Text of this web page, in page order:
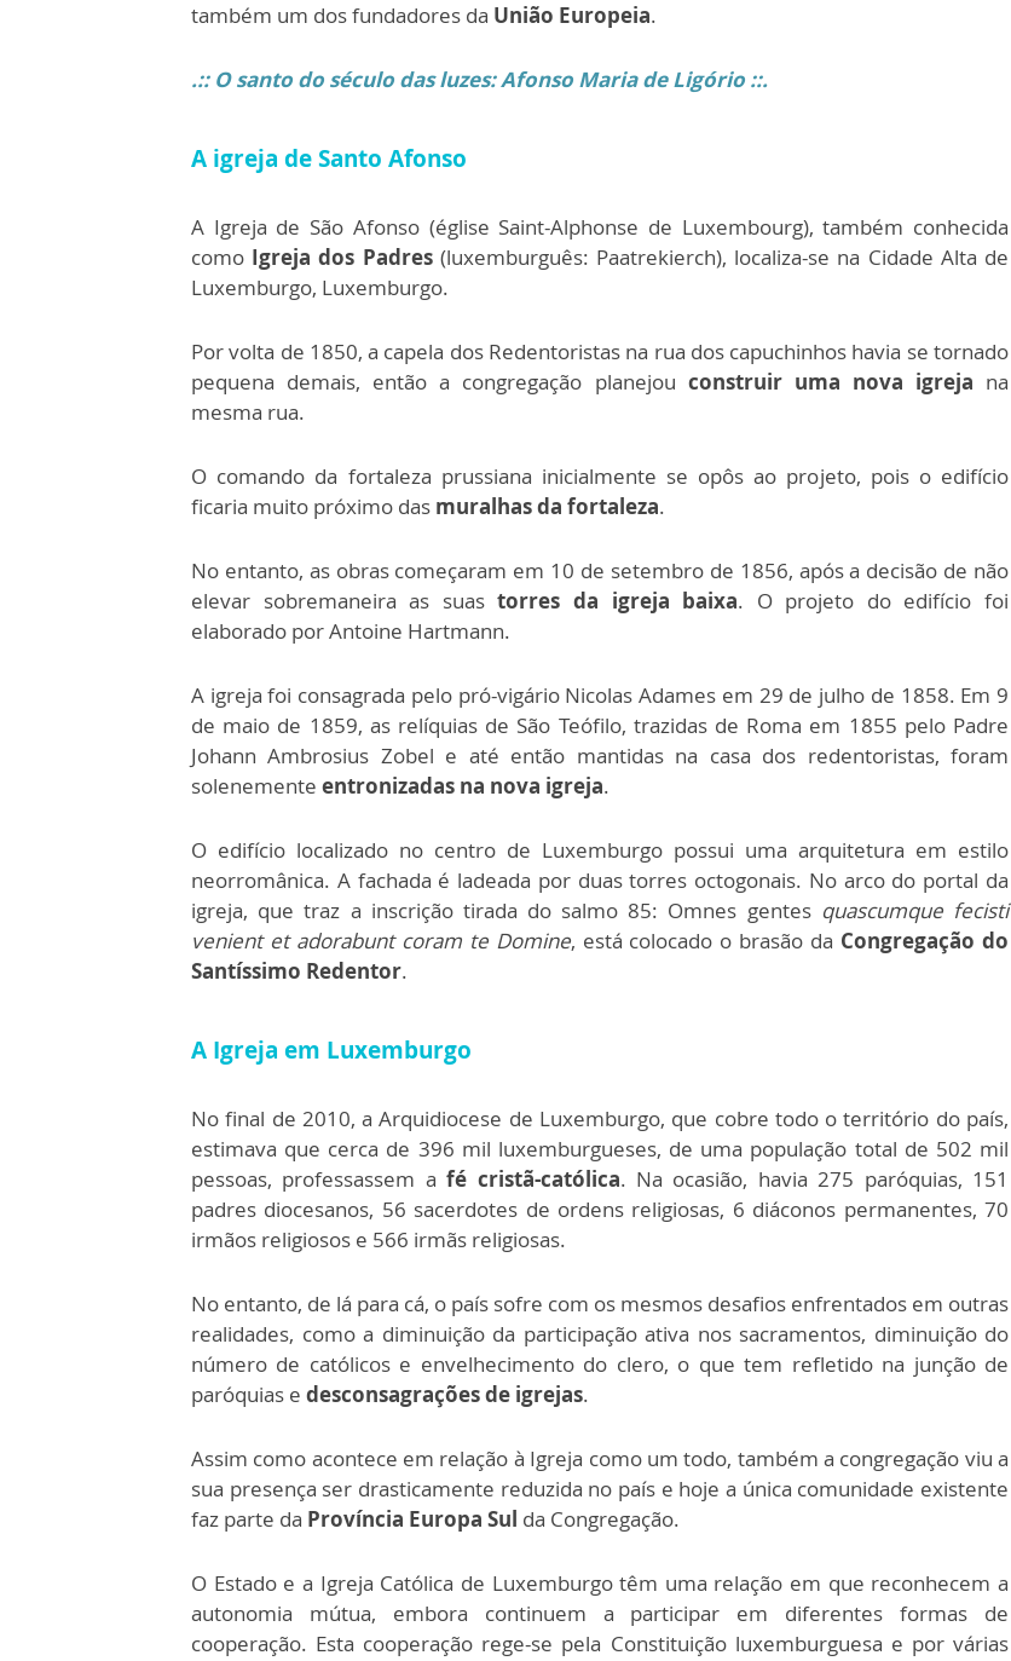
também um dos fundadores da União Europeia.
.:: O santo do século das luzes: Afonso Maria de Ligório ::.
A igreja de Santo Afonso
A Igreja de São Afonso (église Saint-Alphonse de Luxembourg), também conhecida
como Igreja dos Padres(luxemburguês: Paatrekierch), localiza-se na Cidade Alta de
Luxemburgo, Luxemburgo.
Por volta de 1850, a capela dos Redentoristas na rua dos capuchinhos havia se tornado
pequena demais, então a congregação planejou construir uma nova igreja na
mesma rua.
O comando da fortaleza prussiana inicialmente se opôs ao projeto, pois o edifício
ficaria muito próximo das muralhas da fortaleza.
No entanto, as obras começaram em 10 de setembro de 1856, após a decisão de não
elevar sobremaneira as suastorres da igreja baixa. O projeto do edifício foi
elaborado por Antoine Hartmann.
A igreja foi consagrada pelo pró-vigário Nicolas Adames em 29 de julho de 1858. Em 9
de maio de 1859, as relíquias de São Teófilo, trazidas de Roma em 1855 pelo Padre
Johann Ambrosius Zobel e até então mantidas na casa dos redentoristas, foram
solenemente entronizadas na nova igreja.
O edifício localizado no centro de Luxemburgo possui uma arquitetura em estilo
neorromânica. A fachada é ladeada por duas torres octogonais. No arco do portal da
igreja, que traz a inscrição tirada do salmo 85: Omnes gentes quascumque fecisti
venient et adorabunt coram te Domine, está colocado o brasão da Congregação do
Santíssimo Redentor.
A Igreja em Luxemburgo
No final de 2010, a Arquidiocese de Luxemburgo, que cobre todo o território do país,
estimava que cerca de 396 mil luxemburgueses, de uma população total de 502 mil
pessoas, professassem afé cristã-católica. Na ocasião, havia 275 paróquias, 151
padres diocesanos, 56 sacerdotes de ordens religiosas, 6 diáconos permanentes, 70
irmãos religiosos e 566 irmãs religiosas.
No entanto, de lá para cá, o país sofre com os mesmos desafios enfrentados em outras
realidades, como a diminuição da participação ativa nos sacramentos, diminuição do
número de católicos e envelhecimento do clero, o que tem refletido na junção de
paróquias e desconsagrações de igrejas.
Assim como acontece em relação à Igreja como um todo, também a congregação viu a
sua presença ser drasticamente reduzida no país e hoje a única comunidade existente
faz parte da Província Europa Sul da Congregação.
O Estado e a Igreja Católica de Luxemburgo têm uma relação em que reconhecem a
autonomia mútua, embora continuem a participar em diferentes formas de
cooperação. Esta cooperação rege-se pela Constituição luxemburguesa e por várias